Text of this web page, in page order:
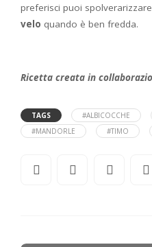
preferisci puoi
velo quando è ben fredda.
Ricetta creata in
TAGS #ALBICOCCHE
#MANDORLE
#TIMO